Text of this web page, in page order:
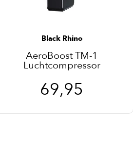
Black Rhino
AeroBoost TM-1
Luchtcompressor
69,95